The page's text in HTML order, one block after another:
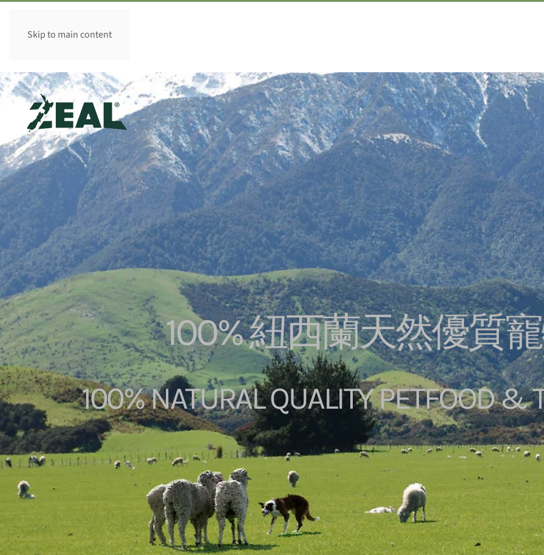
Skip to main content
香港 HK
100% 紐西蘭天然優質
100% NATURAL QUALITY PETFOOD